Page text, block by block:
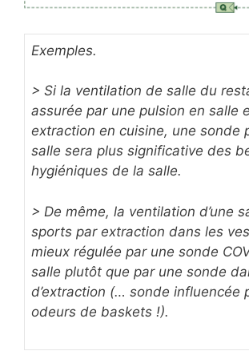
Exemples.
> Si la ventilation de salle du
assurée par une pulsion en salle
extraction en cuisine, une sonde
salle sera plus significative des
hygiéniques de la salle.
> De même, la ventilation d’une
sports par extraction dans les
mieux régulée par une sonde
salle plutôt que par une sonde
d’extraction (… sonde influencée
odeurs de baskets !).